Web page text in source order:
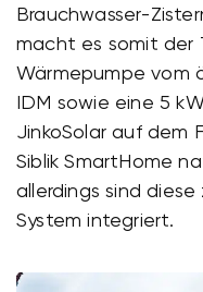
Brauchwasser-
macht es somit der
Wärmepumpe vom
IDM sowie eine 5
JinkoSolar auf dem
Siblik SmartHome
allerdings sind
System integriert.